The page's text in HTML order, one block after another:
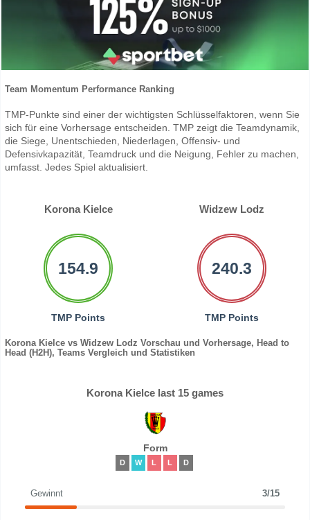
Team Momentum Performance Ranking
TMP-Punkte sind einer der wichtigsten Schlüsselfaktoren, wenn Sie
sich für eine Vorhersage entscheiden. TMP zeigt die Teamdynamik,
die Siege, Unentschieden, Niederlagen, Offensiv- und
Defensivkapazität, Teamdruck und die Neigung, Fehler zu machen,
umfasst. Jedes Spiel aktualisiert.
Korona Kielce Widzew Lodz
154.9
TMP Points
240.3
TMP Points
Korona Kielce vs Widzew Lodz Vorschau und Vorhersage, Head to
Head (H2H), Teams Vergleich und Statistiken
Korona Kielce last 15 games
Form
D W L L D
Gewinnt 3/15